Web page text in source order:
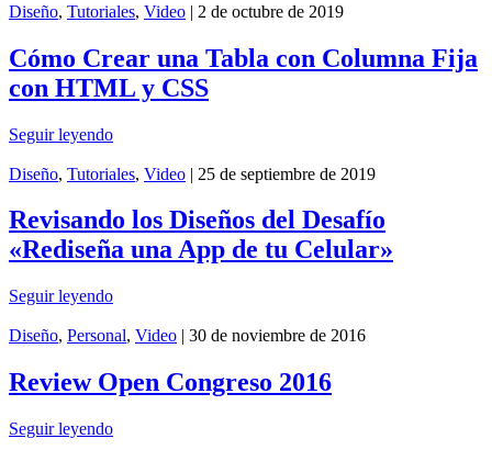
Diseño, Tutoriales, Video | 2 de octubre de 2019
Cómo Crear una Tabla con Columna Fija
con HTML y CSS
Seguir leyendo
Diseño, Tutoriales, Video | 25 de septiembre de 2019
Revisando los Diseños del Desafío
«Rediseña una App de tu Celular»
Seguir leyendo
Diseño, Personal, Video | 30 de noviembre de 2016
Review Open Congreso 2016
Seguir leyendo